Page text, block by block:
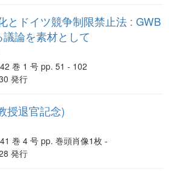
とドイツ競争制限禁止法 : GWB
論を素材として
巻 1 号 pp. 51 - 102
発行
授退官記念)
巻 4 号 pp. 巻頭肖像1枚 -
発行